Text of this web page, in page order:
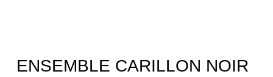
ENSEMBLE CARILLON NOIR